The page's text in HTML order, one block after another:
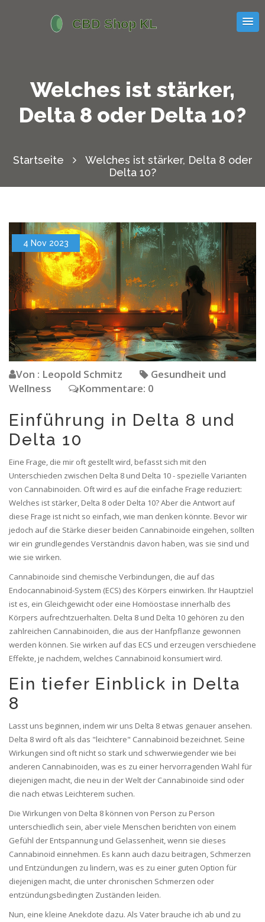
Welches ist stärker,
Delta 8 oder Delta 10?
Startseite
Welches ist stärker, Delta 8 oder
Delta 10?
4 Nov 2023
Von : Leopold Schmitz
Gesundheit und
Wellness
Kommentare: 0
Einführung in Delta 8 und
Delta 10
Eine Frage, die mir oft gestellt wird, befasst sich mit den
Unterschieden zwischen Delta 8 und Delta 10 - spezielle Varianten
von Cannabinoiden. Oft wird es auf die einfache Frage reduziert:
Welches ist stärker, Delta 8 oder Delta 10? Aber die Antwort auf
diese Frage ist nicht so einfach, wie man denken könnte. Bevor wir
jedoch auf die Stärke dieser beiden Cannabinoide eingehen, sollten
wir ein grundlegendes Verständnis davon haben, was sie sind und
wie sie wirken.
Cannabinoide sind chemische Verbindungen, die auf das
Endocannabinoid-System (ECS) des Körpers einwirken. Ihr Hauptziel
ist es, ein Gleichgewicht oder eine Homöostase innerhalb des
Körpers aufrechtzuerhalten. Delta 8 und Delta 10 gehören zu den
zahlreichen Cannabinoiden, die aus der Hanfpflanze gewonnen
werden können. Sie wirken auf das ECS und erzeugen verschiedene
Effekte, je nachdem, welches Cannabinoid konsumiert wird.
Ein tiefer Einblick in Delta
8
Lasst uns beginnen, indem wir uns Delta 8 etwas genauer ansehen.
Delta 8 wird oft als das "leichtere" Cannabinoid bezeichnet. Seine
Wirkungen sind oft nicht so stark und schwerwiegender wie bei
anderen Cannabinoiden, was es zu einer hervorragenden Wahl für
diejenigen macht, die neu in der Welt der Cannabinoide sind oder
die nach etwas Leichterem suchen.
Die Wirkungen von Delta 8 können von Person zu Person
unterschiedlich sein, aber viele Menschen berichten von einem
Gefühl der Entspannung und Gelassenheit, wenn sie dieses
Cannabinoid einnehmen. Es kann auch dazu beitragen, Schmerzen
und Entzündungen zu lindern, was es zu einer guten Option für
diejenigen macht, die unter chronischen Schmerzen oder
entzündungsbedingten Zuständen leiden.
Nun, eine kleine Anekdote dazu. Als Vater brauche ich ab und zu